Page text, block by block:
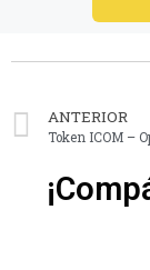
ANTERIOR